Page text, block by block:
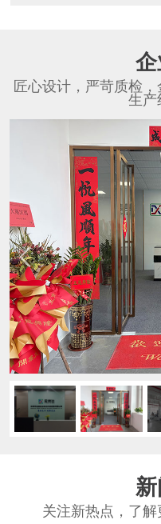
匠心设计，严苛质检
生产
关注新热点，了